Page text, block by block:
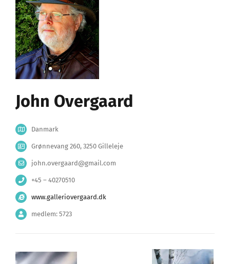
John Overgaard
Danmark
Grønnevang 260, 3250 Gilleleje
john.overgaard@gmail.com
+45 – 40270510
www.galleriovergaard.dk
medlem: 5723